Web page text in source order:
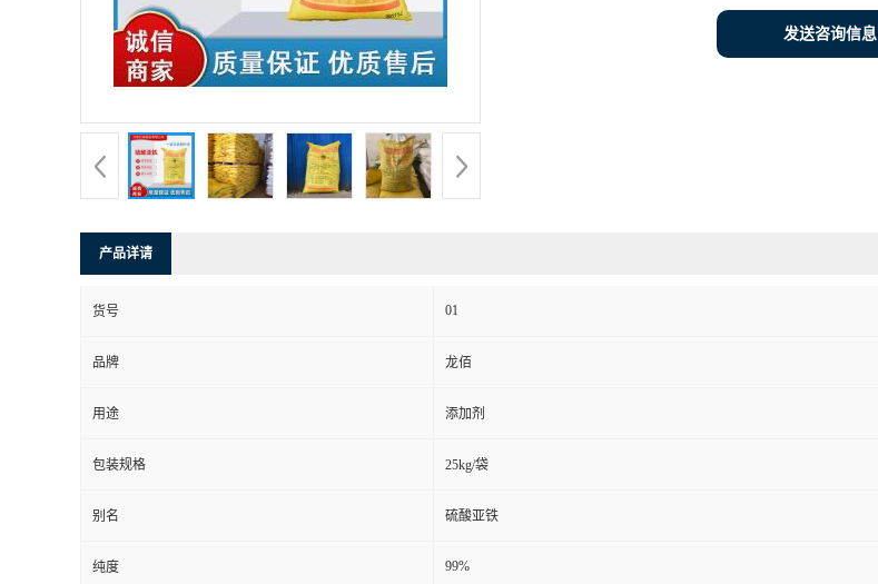
发送咨询信息
产品详请
货号 01
品牌 龙佰
用途 添加剂
包装规格 25kg/袋
别名 硫酸亚铁
纯度 99%